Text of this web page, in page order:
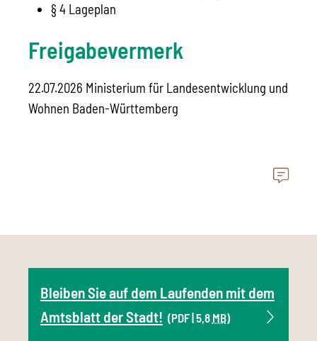
§ 4 Lageplan
Freigabevermerk
22.07.2026 Ministerium für Landesentwicklung und
Wohnen Baden-Württemberg
Bleiben Sie auf dem Laufenden mit dem
Amtsblatt der Stadt! (PDF | 5,8 MB)